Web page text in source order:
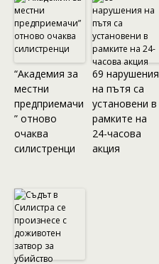
“Академия за
местни
предприемачи
” отново
очаква
силистренци
69 нарушения
на пътя са
установени в
рамките на
24-часова
акция